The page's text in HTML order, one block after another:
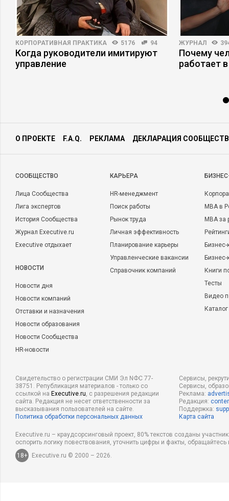
КОРПОРАТИВНАЯ ПРАКТИКА 5176 94
Когда руководители имитируют
управление
ЖУРНАЛ
Почему
работает
О ПРОЕКТЕ F.A.Q. РЕКЛАМА ДЕКЛАРАЦИЯ
CООБЩЕСТВО
Лица Сообщества
Лига экспертов
История Сообщества
Журнал Executive.ru
Executive отдыхает
НОВОСТИ
Новости дня
Новости компаний
Отставки и назначения
Новости образования
Новости Сообщества
HR-новости
КАРЬЕРА
HR-менеджмент
Поиск работы
Рынок труда
Личная эффективность
Планирование карьеры
Управленческие вакансии
Справочник компаний
MBA в
MBA
Бизнес-
Книги
Тесты
Видео
Свидетельство о регистрации СМИ Эл NФС 77-
38751. Републикация материалов - только со
ссылкой на Executive.ru, с разрешения редакции
сайта. Редакция не несет ответственности за
высказывания пользователей на сайте.
Политика обработки персональных данных
Сервисы,
Сервисы,
Реклама:
Редакция:
Поддержка:
Карта сайта
Executive.ru – краудсорсинговый проект, 80% текстов созданы
оспорить логику повествования, уточнить цифры и факты,
18+
Executive.ru © 2000 – 2026.